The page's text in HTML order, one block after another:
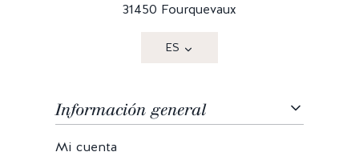
31450 Fourquevaux
ES
Información general
Mi cuenta